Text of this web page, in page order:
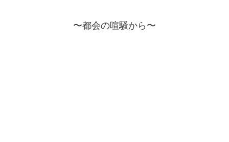
〜都会の喧騒から〜